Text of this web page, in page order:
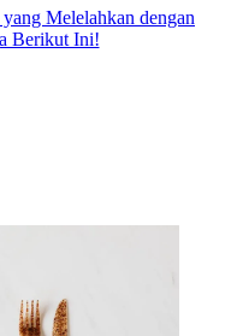
Melelahkan dengan
Berikut Ini!